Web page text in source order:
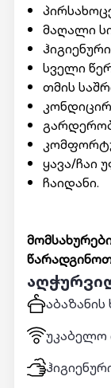
მაღალი
სველი
თმის
ყავა/ჩაი
ჩაიდანი.
უკაბელო